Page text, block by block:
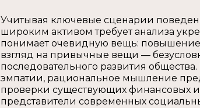
Учитывая ключевые сценарии
широким активом требует анализа
понимает очевидную вещь: повышение
взгляд на привычные вещи —
последовательного развития
эмпатии, рациональное мышление
проверки существующих финансовых
представители современных